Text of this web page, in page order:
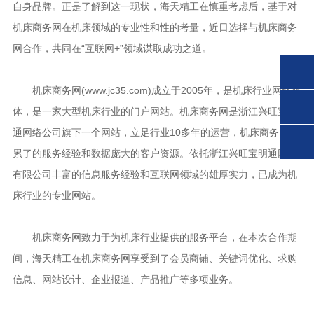
自身品牌。正是了解到这一现状，海天精工在慎重考虑后，基于对
机床商务网在机床领域的专业性和性的考量，近日选择与机床商务
网合作，共同在“互联网+”领域谋取成功之道。
机床商务网(www.jc35.com)成立于2005年，是机床行业网络媒
体，是一家大型机床行业的门户网站。机床商务网是浙江兴旺宝明
通网络公司旗下一个网站，立足行业10多年的运营，机床商务网积
累了的服务经验和数据庞大的客户资源。依托浙江兴旺宝明通网络
有限公司丰富的信息服务经验和互联网领域的雄厚实力，已成为机
床行业的专业网站。
机床商务网致力于为机床行业提供的服务平台，在本次合作期
间，海天精工在机床商务网享受到了会员商铺、关键词优化、求购
信息、网站设计、企业报道、产品推广等多项业务。